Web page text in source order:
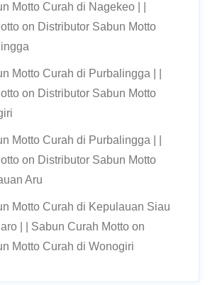
Motto Curah di Nagekeo | |
on Distributor Sabun Motto
Motto Curah di Purbalingga | |
on Distributor Sabun Motto
Motto Curah di Purbalingga | |
on Distributor Sabun Motto
Aru
Motto Curah di Kepulauan Siau
| | Sabun Curah Motto on
Motto Curah di Wonogiri